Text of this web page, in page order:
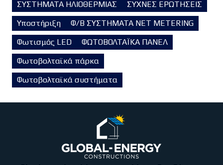
ΣΥΣΤΗΜΑΤΑ ΗΛΙΟΘΕΡΜΙΑΣ
ΣΥΧΝΕΣ ΕΡΩΤΗΣΕΙΣ
Υποστήριξη
Φ/Β ΣΥΣΤΗΜΑΤΑ NET METERING
Φωτισμός LED
ΦΩΤΟΒΟΛΤΑΪΚΑ ΠΑΝΕΛ
Φωτοβολταϊκά πάρκα
Φωτοβολταϊκά συστήματα